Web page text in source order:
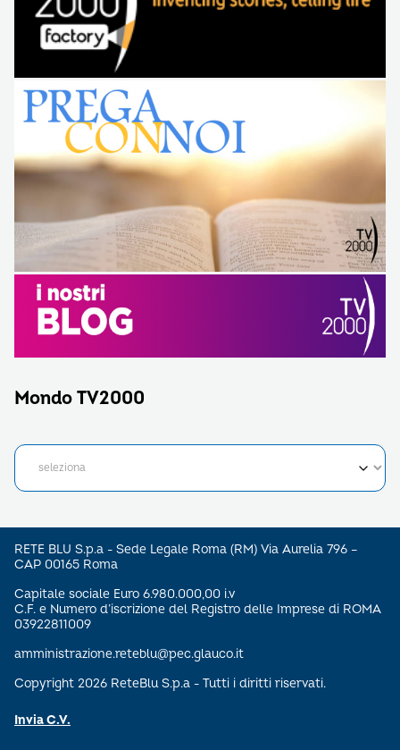
Mondo TV2000
RETE BLU S.p.a - Sede Legale Roma (RM) Via Aurelia 796 –
CAP 00165 Roma
Capitale sociale Euro 6.980.000,00 i.v
C.F. e Numero d’iscrizione del Registro delle Imprese di ROMA
03922811009
amministrazione.reteblu@pec.glauco.it
Copyright 2026 ReteBlu S.p.a - Tutti i diritti riservati.
Invia C.V.